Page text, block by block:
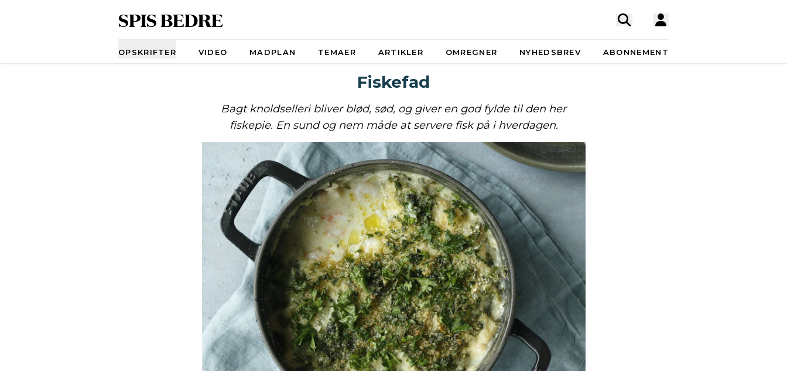
SPIS BEDRE
OPSKRIFTER VIDEO MADPLAN TEMAER ARTIKLER OMREGNER NYHEDSBREV ABONNEMENT
Fiskefad
Bagt knoldselleri bliver blød, sød, og giver en god fylde til den her
fiskepie. En sund og nem måde at servere fisk på i hverdagen.